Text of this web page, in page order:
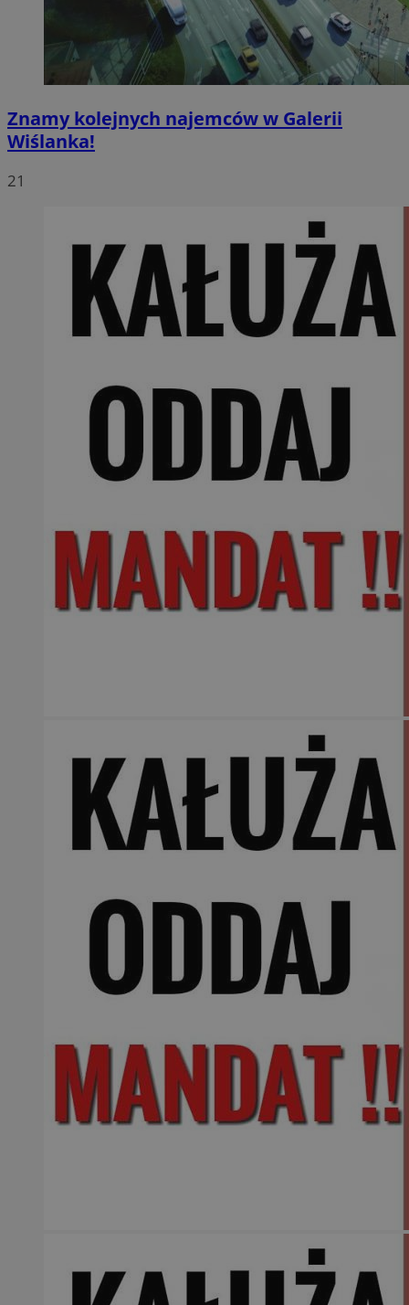
Znamy kolejnych najemców w Galerii
Wiślanka!
21